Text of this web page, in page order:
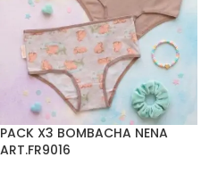
PACK X3 BOMBACHA NENA
ART.FR9016